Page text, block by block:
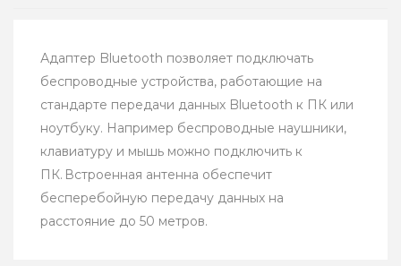
Адаптер Bluetooth позволяет подключать
беспроводные устройства, работающие на
стандарте передачи данных Bluetooth к ПК или
ноутбуку. Например беспроводные наушники,
клавиатуру и мышь можно подключить к
ПК. Встроенная антенна обеспечит
бесперебойную передачу данных на
расстояние до 50 метров.